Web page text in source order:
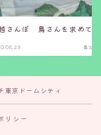
さんぽ 鳥さんを求めて
鳥スポ
東京ドームシティ
リシー